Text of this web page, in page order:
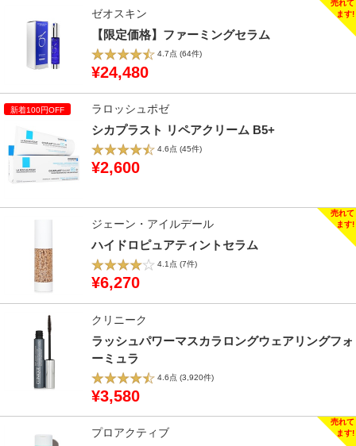
ゼオスキン
【限定価格】ファーミングセラム
4.7点 (64件)
¥24,480
ラロッシュポゼ
シカプラスト リペアクリーム B5+​
4.6点 (45件)
¥2,600
ジェーン・アイルデール
ハイドロピュアティントセラム
4.1点 (7件)
¥6,270
クリニーク
ラッシュパワーマスカラロングウェアリングフォ
ーミュラ
4.6点 (3,920件)
¥3,580
プロアクティブ